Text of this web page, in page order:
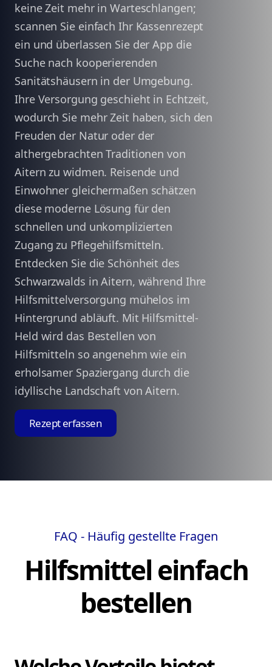
keine Zeit mehr in Warteschlangen;
scannen Sie einfach Ihr Kassenrezept
ein und überlassen Sie der App die
Suche nach kooperierenden
Sanitätshäusern in der Umgebung.
Ihre Versorgung geschieht in Echtzeit,
wodurch Sie mehr Zeit haben, sich den
Freuden der Natur oder der
althergebrachten Traditionen von
Aitern zu widmen. Reisende und
Einwohner gleichermaßen schätzen
diese moderne Lösung für den
schnellen und unkomplizierten
Zugang zu Pflegehilfsmitteln.
Entdecken Sie die Schönheit des
Schwarzwalds in Aitern, während Ihre
Hilfsmittelversorgung mühelos im
Hintergrund abläuft. Mit Hilfsmittel-
Held wird das Bestellen von
Hilfsmitteln so angenehm wie ein
erholsamer Spaziergang durch die
idyllische Landschaft von Aitern.
Rezept erfassen
FAQ - Häufig gestellte Fragen
Hilfsmittel einfach
bestellen